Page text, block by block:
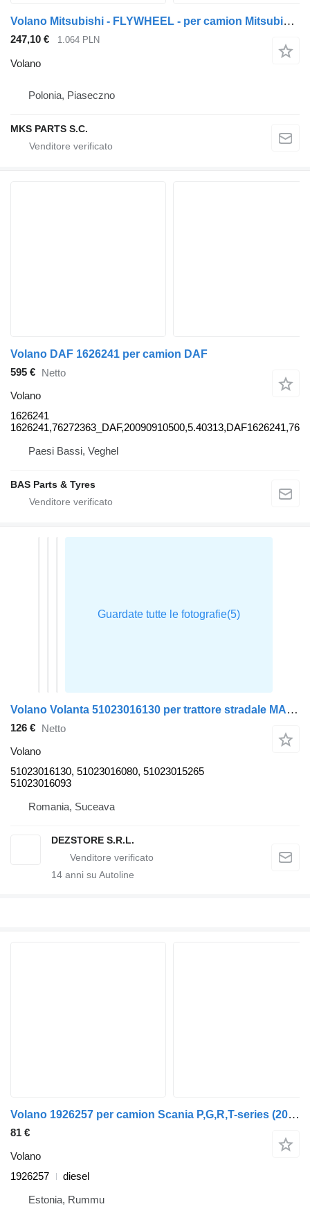
Volano Mitsubishi - FLYWHEEL - per camion Mitsubishi CANTER FUSO - KOŁO ZAMACHOWE
247,10 € 1.064 PLN
Volano
Polonia, Piaseczno
MKS PARTS S.C.
Volano DAF 1626241 per camion DAF
595 € Netto
Volano
1626241
Paesi Bassi, Veghel
BAS Parts & Tyres
Volano Volanta 51023016130 per trattore stradale MAN TGX
126 € Netto
Volano
51023016130, 51023016080, 51023015265
51023016093
Romania, Suceava
DEZSTORE S.R.L.
14 anni su Autoline
Volano 1926257 per camion Scania P,G,R,T-series (2004-2017)
81 €
Volano
1926257
diesel
Estonia, Rummu